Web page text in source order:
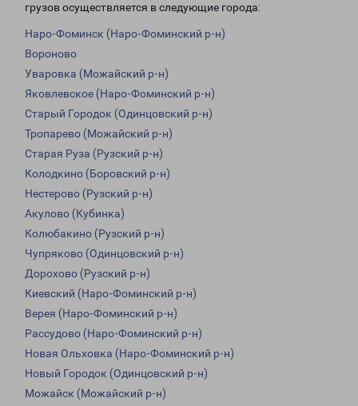
грузов осуществляется в следующие города:
Наро-Фоминск (Наро-Фоминский р-н)
Вороново
Уваровка (Можайский р-н)
Яковлевское (Наро-Фоминский р-н)
Старый Городок (Одинцовский р-н)
Тропарево (Можайский р-н)
Старая Руза (Рузский р-н)
Колодкино (Боровский р-н)
Нестерово (Рузский р-н)
Акулово (Кубинка)
Колюбакино (Рузский р-н)
Чупряково (Одинцовский р-н)
Дорохово (Рузский р-н)
Киевский (Наро-Фоминский р-н)
Верея (Наро-Фоминский р-н)
Рассудово (Наро-Фоминский р-н)
Новая Ольховка (Наро-Фоминский р-н)
Новый Городок (Одинцовский р-н)
Можайск (Можайский р-н)